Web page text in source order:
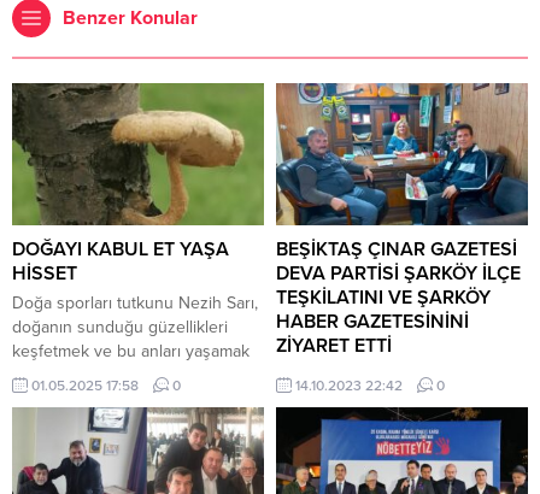
Benzer Konular
DOĞAYI KABUL ET YAŞA
HİSSET
Doğa sporları tutkunu Nezih Sarı,
doğanın sunduğu güzellikleri
keşfetmek ve bu anları yaşamak
için herkesi doğaya davet ediyor.
Hasar, doğada bırakılan izlerin,
gelecekte yeni keşiflere ilham
vereceğini vurguluyor. Doğayı
kabul edip, onun sunduğu eşsiz
01.05.2025 17:58 0
BEŞİKTAŞ ÇINAR GAZETESİ
DEVA PARTİSİ ŞARKÖY İLÇE
TEŞKİLATINI VE ŞARKÖY
HABER GAZETESİNİNİ
ZİYARET ETTİ
Beşiktaş Çınar Gazetesi Tekirdağ
Şarköy Deva Partisi ilçe Başkan
yardımcısı Ayten Çağlar’ı ve
Şarköy Haber Gazetesi Nuri
Çağlar’ı ziyaret etti… Ertan Yılmaz:
14.10.2023 22:42 0